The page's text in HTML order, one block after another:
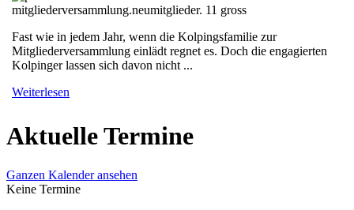
Fast wie in jedem Jahr, wenn die Kolpingsfamilie zur
Mitgliederversammlung einlädt regnet es. Doch die engagierten
Kolpinger lassen sich davon nicht ...
Weiterlesen
Aktuelle Termine
Ganzen Kalender ansehen
Keine Termine